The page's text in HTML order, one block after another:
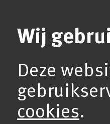
Wij
Deze
cookies.